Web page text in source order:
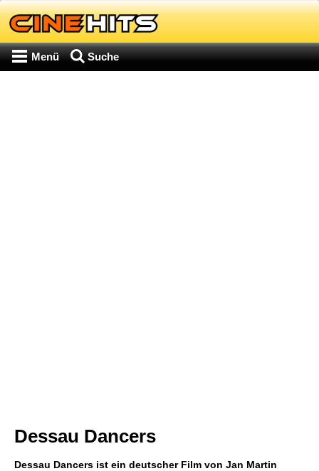
Menü Suche
Dessau Dancers
Dessau Dancers ist ein deutscher Film von Jan Martin